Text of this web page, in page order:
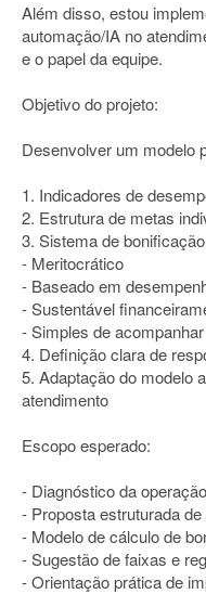
Além disso, estou
automação/IA no
e o papel da equipe.
Objetivo do projeto:
Desenvolver um modelo
1. Indicadores de
2. Estrutura de metas
3. Sistema de
- Meritocrático
- Baseado em
- Sustentável
- Simples de acompanhar
4. Definição clara de
5. Adaptação do modelo
atendimento
Escopo esperado:
- Diagnóstico da
- Proposta estruturada
- Modelo de cálculo de
- Sugestão de faixas e
- Orientação prática de